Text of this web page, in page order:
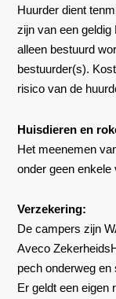
Huurder dient
zijn van een
alleen bestuurd
bestuurder(s).
risico van de
Huisdieren en
Het meenemen
onder geen enkele
Verzekering:
De campers zijn
Aveco
pech onderweg en
Er geldt een eigen